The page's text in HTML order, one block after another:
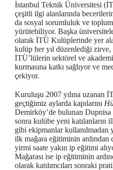
İstanbul Teknik Üniversitesi
çeşitli ilgi alanlarında
da sosyal sorumluluk ve
yürütebiliyor. Başka
olarak İTÜ Kulüplerinde yer
kulüp her yıl düzenlediği
İTÜ’lülerin sektörel ve
kurmasına katkı sağlıyor ve
çekiyor.
Kuruluşu 2007 yılına uzanan
geçtiğimiz aylarda kapılarını
Demirköy’de bulunan Dupnisa
sonra kulübe yeni katılanların
gibi ekipmanlar kullanılmadan
ilk mağara eğitiminin ardından
yirmi saate yakın ip eğitimi
Mağarası ise ip eğitiminin
olarak katılımcıları sonraki